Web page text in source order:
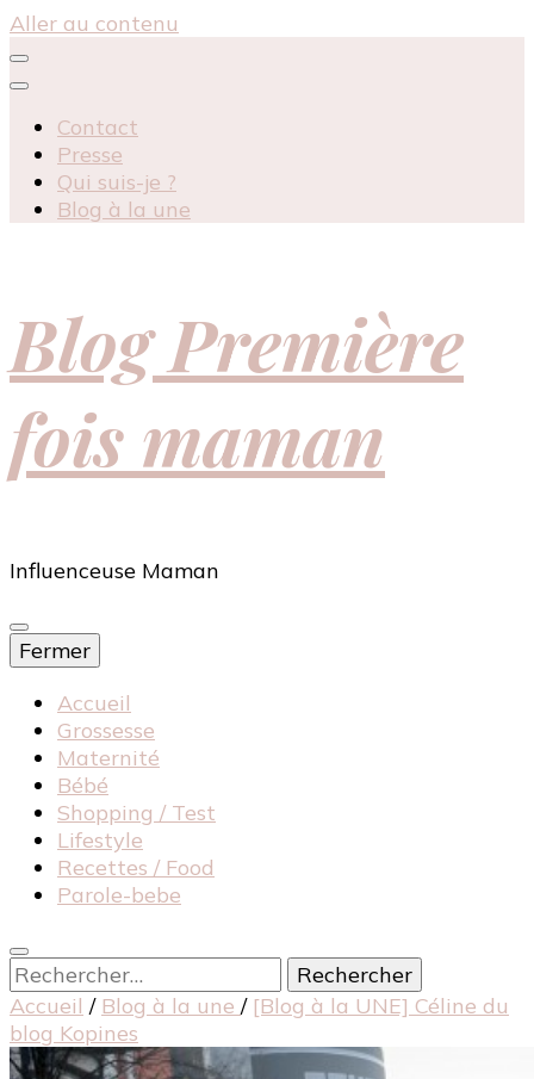
Aller au contenu
Contact
Presse
Qui suis-je ?
Blog à la une
Blog Première
fois maman
Influenceuse Maman
Fermer
Accueil
Grossesse
Maternité
Bébé
Shopping / Test
Lifestyle
Recettes / Food
Parole-bebe
Rechercher :
Accueil / Blog à la une / [Blog à la UNE] Céline du
blog Kopines